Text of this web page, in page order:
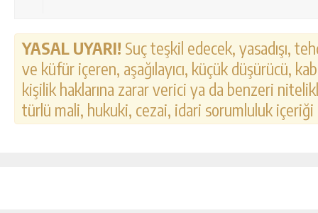
YASAL UYARI! Suç teşkil edecek, yasadışı,
ve küfür içeren, aşağılayıcı, küçük düşürücü,
kişilik haklarına zarar verici ya da benzeri
türlü mali, hukuki, cezai, idari sorumluluk